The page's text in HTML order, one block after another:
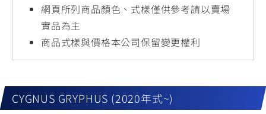
網頁所列商品顏色、式樣僅供參考請以賣場
實品為主
商品式樣與價格本公司保留變更權利
CYGNUS GRYPHUS (2020年式~)